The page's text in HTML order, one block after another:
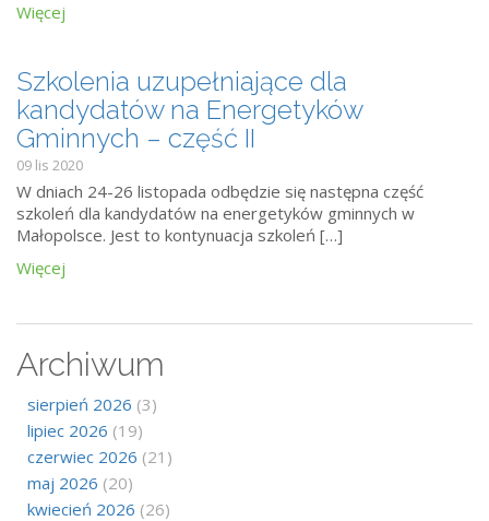
Więcej
Szkolenia uzupełniające dla
kandydatów na Energetyków
Gminnych – część II
09 lis 2020
W dniach 24-26 listopada odbędzie się następna część
szkoleń dla kandydatów na energetyków gminnych w
Małopolsce. Jest to kontynuacja szkoleń […]
Więcej
Archiwum
sierpień 2026 (3)
lipiec 2026 (19)
czerwiec 2026 (21)
maj 2026 (20)
kwiecień 2026 (26)